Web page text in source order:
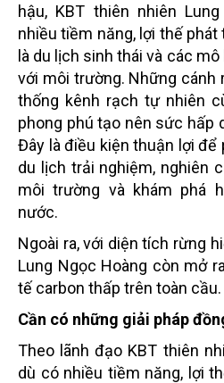
hậu, KBT thiên nhiên
nhiều tiềm năng, lợi thế
là du lịch sinh thái và các
với môi trường. Những cánh
thống kênh rạch tự nhiên
phong phú tạo nên sức hấp
Đây là điều kiện thuận lợi để
du lịch trải nghiệm, nghiên
môi trường và khám phá
nước.
Ngoài ra, với diện tích rừng
Lung Ngọc Hoàng còn mở
tế carbon thấp trên toàn cầu.
Cần có những giải pháp
Theo lãnh đạo KBT thiên
dù có nhiều tiềm năng, lợi